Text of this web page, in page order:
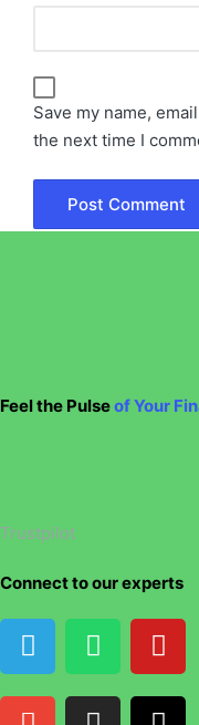
Save my name,
the next time I
Feel the Pulseof Your
Trustpilot
Connect to our experts